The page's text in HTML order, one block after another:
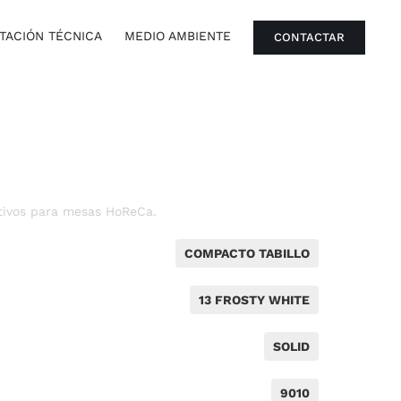
TÉCNICA MEDIO AMBIENTE CONTACTAR
para mesas HoReCa.
COMPACTO TABILLO
13 FROSTY WHITE
SOLID
9010